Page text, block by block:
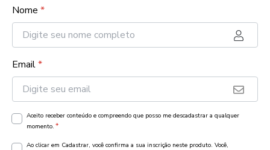
Nome *
Email*
Aceito receber conteúdo e compreendo que posso me descadastrar a qualquer
momento. *
Ao clicar em Cadastrar, você confirma a sua inscrição neste produto. Você,